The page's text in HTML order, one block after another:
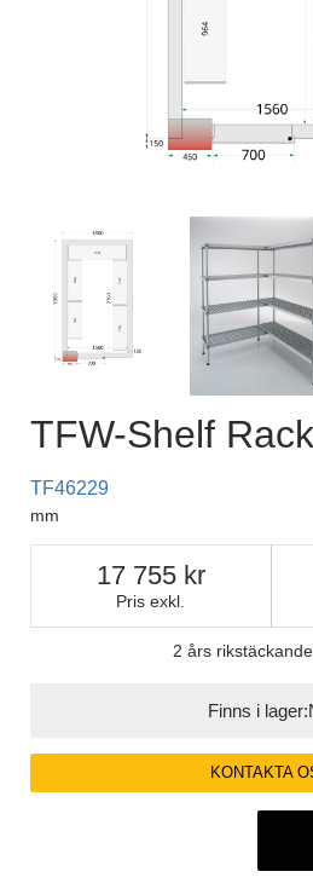
TFW-Shelf
TF46229
mm
Pris exkl.
17 755
2 års
Finns i lager:
KONTAKTA